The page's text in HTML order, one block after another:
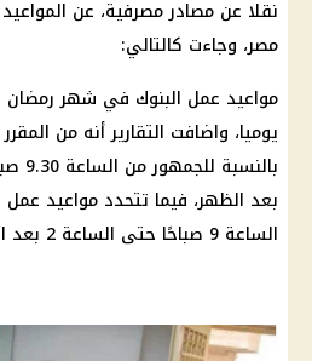
نقلا عن مصادر مصرفية، عن
مصر، وجاءت كالتالي:
مواعيد عمل البنوك في شهر رمضان
يوميا، واضافت التقارير أنه من
بعد الظهر، فيما تتحدد مواعيد عمل
الساعة 9 صباحًا حتى الساعة 2 بعد الظهر.